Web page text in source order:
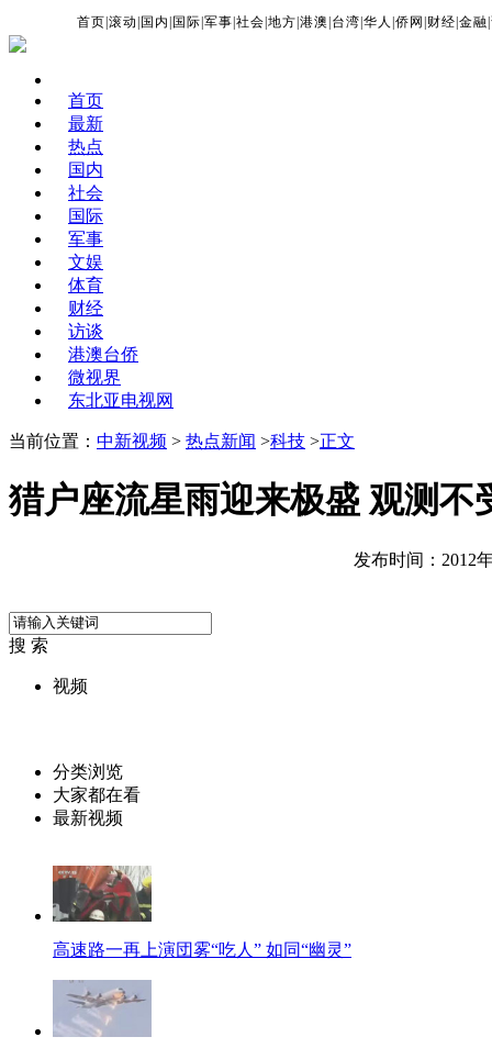
首页 |滚动 国内 国际 |军事 |社会 |地方 |港澳 台湾 |华人 |侨网 财经 |金融 |
首页
最新
热点
国内
社会
国际
军事
文娱
体育
财经
访谈
港澳台侨
微视界
东北亚电视网
当前位置： 中新视频 > 热点新闻 >科技 >正文
猎户座流星雨迎来极盛 观测不
发布时间：2012
搜 索
视频
分类浏览
大家都在看
最新视频
高速路一再上演団雾“吃人” 如同“幽灵”